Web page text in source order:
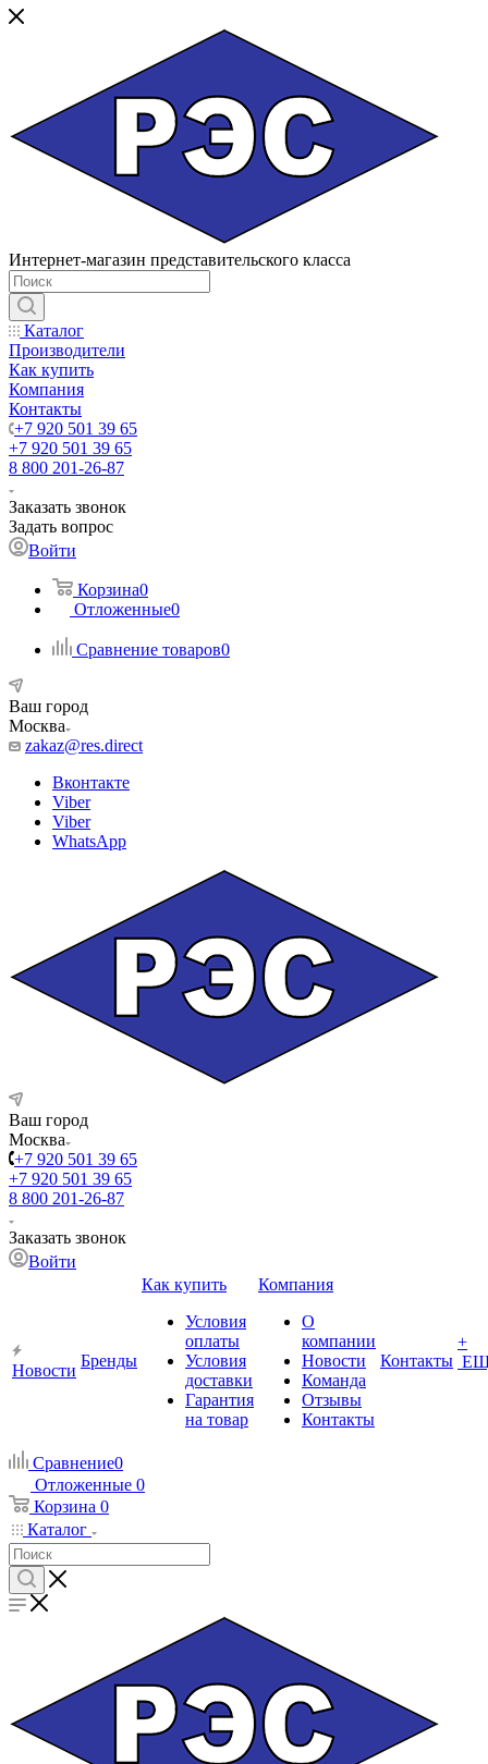
Интернет-магазин представительского класса
Каталог
Производители
Как купить
Компания
Контакты
+7 920 501 39 65
+7 920 501 39 65
8 800 201-26-87
Заказать звонок
Задать вопрос
Войти
Корзина0
Отложенные0
Сравнение товаров0
Ваш город
Москва
zakaz@res.direct
Вконтакте
Viber
Viber
WhatsApp
Ваш город
Москва
+7 920 501 39 65
+7 920 501 39 65
8 800 201-26-87
Заказать звонок
Войти
Новости
Бренды
Как купить
Условия
оплаты
Условия
доставки
Гарантия
на товар
Компания
О
компании
Новости
Команда
Отзывы
Контакты
Контакты
+
Сравнение0
Отложенные 0
Корзина 0
Каталог